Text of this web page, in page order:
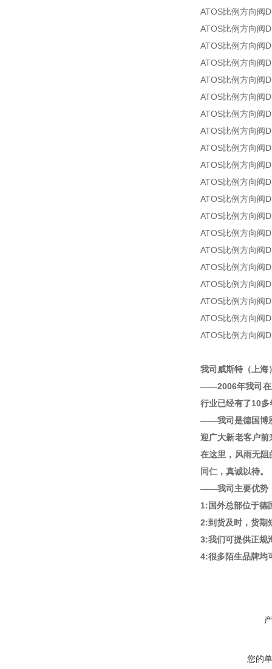
ATOS比例方向阀
ATOS比例方向阀
ATOS比例方向阀
ATOS比例方向阀
ATOS比例方向阀
ATOS比例方向阀
ATOS比例方向阀
ATOS比例方向阀
ATOS比例方向阀
ATOS比例方向阀
ATOS比例方向阀
ATOS比例方向阀
ATOS比例方向阀
ATOS比例方向阀
ATOS比例方向阀
ATOS比例方向阀
ATOS比例方向阀
ATOS比例方向阀
ATOS比例方向阀
ATOS比例方向阀
我司威斯特（上海
——2006年我司在
行业已经有了10
——我司是德国博
迎广大新老客户
在这里，风雨无
同仁，真诚以待。
——我司主要优势
1:国外总部位于德
2:到货及时，货期
3:我们可提供正规
4:很多陌生品牌均
您的